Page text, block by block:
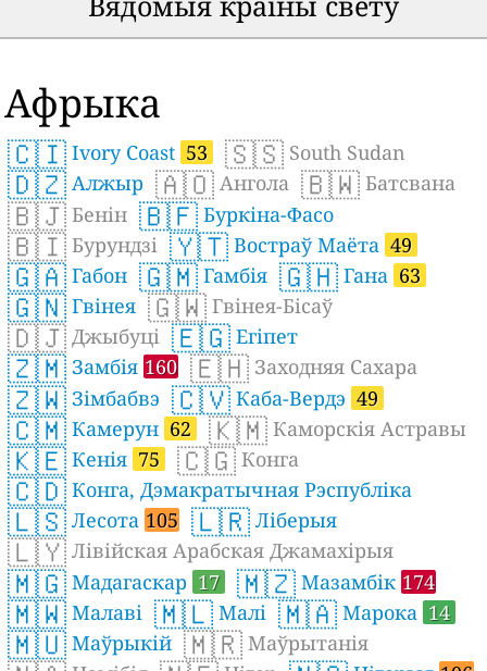
Афрыка
🇨🇮 Ivory Coast 53 🇸🇸 South Sudan
🇩🇿 Алжыр 🇦🇴 Ангола 🇧🇼 Батсвана
🇧🇯 Бенін 🇧🇫 Буркіна-Фасо
🇧🇮 Бурундзі 🇾🇹 Востраў Маёта 49
🇬🇦 Габон 🇬🇲 Гамбія 🇬🇭 Гана 63
🇬🇳 Гвінея 🇬🇼 Гвінея-Бісаў
🇩🇯 Джыбуці 🇪🇬 Егіпет
🇿🇲 Замбія 160 🇪🇭 Заходняя Сахара
🇿🇼 Зімбабвэ 🇨🇻 Каба-Вердэ 49
🇨🇲 Камерун 62 🇰🇲 Каморскія Астравы
🇰🇪 Кенія 75 🇨🇬 Конга
🇨🇩 Конга, Дэмакратычная Рэспубліка
🇱🇸 Лесота 105 🇱🇷 Ліберыя
🇱🇾 Лівійская Арабская Джамахірыя
🇲🇬 Мадагаскар 17 🇲🇿 Мазамбік 174
🇲🇼 Малаві 🇲🇱 Малі 🇲🇦 Марока 14
🇲🇺 Маўрыкій 🇲🇷 Маўрытанія